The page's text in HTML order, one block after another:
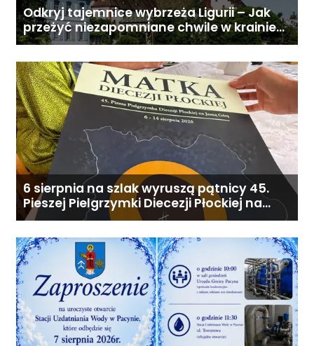
Odkryj tajemnice wybrzeża Ligurii – Jak
przeżyć niezapomniane chwile w krainie
pesto i słońca
6 sierpnia na szlak wyruszą pątnicy 45.
Pieszej Pielgrzymki Diecezji Płockiej na
Jasną Górę